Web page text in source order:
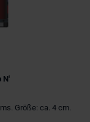
N'
Größe: ca. 4 cm.